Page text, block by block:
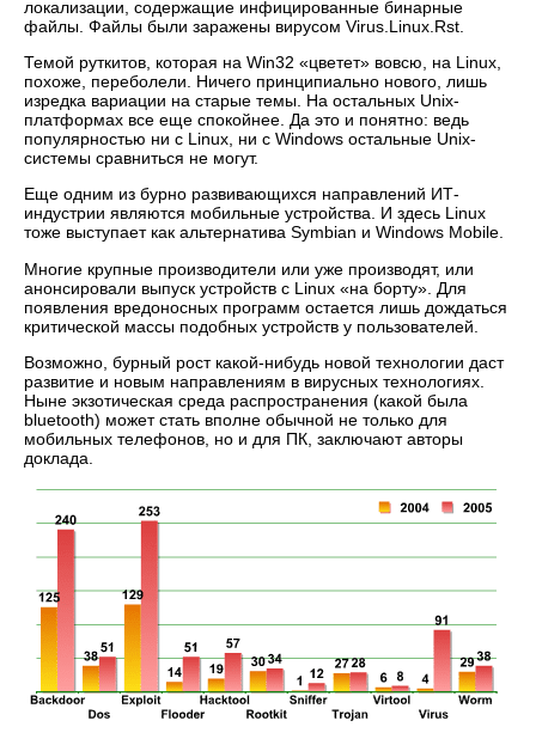
локализации, содержащие инфицированные бинарные
файлы. Файлы были заражены вирусом Virus.Linux.Rst.
Темой руткитов, которая на Win32 «цветет» вовсю, на Linux,
похоже, переболели. Ничего принципиально нового, лишь
изредка вариации на старые темы. На остальных Unix-
платформах все еще спокойнее. Да это и понятно: ведь
популярностью ни с Linux, ни с Windows остальные Unix-
системы сравниться не могут.
Еще одним из бурно развивающихся направлений ИТ-
индустрии являются мобильные устройства. И здесь Linux
тоже выступает как альтернатива Symbian и Windows Mobile.
Многие крупные производители или уже производят, или
анонсировали выпуск устройств с Linux «на борту». Для
появления вредоносных программ остается лишь дождаться
критической массы подобных устройств у пользователей.
Возможно, бурный рост какой-нибудь новой технологии даст
развитие и новым направлениям в вирусных технологиях.
Ныне экзотическая среда распространения (какой была
bluetooth) может стать вполне обычной не только для
мобильных телефонов, но и для ПК, заключают авторы
доклада.